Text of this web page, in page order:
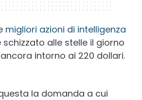
migliori azioni di intelligenza
schizzato alle stelle il giorno
intorno ai 220 dollari.
la domanda a cui